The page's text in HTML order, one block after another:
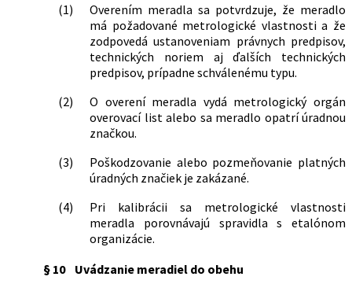
(1)
Overením meradla sa potvrdzuje, že meradlo
má požadované metrologické vlastnosti a že
zodpovedá ustanoveniam právnych predpisov,
technických noriem aj ďalších technických
predpisov, prípadne schválenému typu.
(2)
O overení meradla vydá metrologický orgán
overovací list alebo sa meradlo opatrí úradnou
značkou.
(3)
Poškodzovanie alebo pozmeňovanie platných
úradných značiek je zakázané.
(4)
Pri kalibrácii sa metrologické vlastnosti
meradla porovnávajú spravidla s etalónom
organizácie.
§ 10
Uvádzanie meradiel do obehu